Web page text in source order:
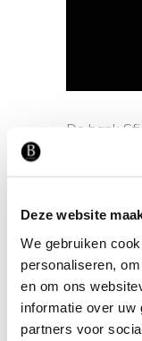
Deze website
We gebruiken
personaliseren,
en om ons
informatie over uw
partners voor
De bank
tussen
De bank
Met